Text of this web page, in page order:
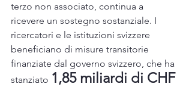
terzo non associato, continua a
ricevere un sostegno sostanziale. I
ricercatori e le istituzioni svizzere
beneficiano di misure transitorie
finanziate dal governo svizzero, che ha
stanziato 1,85 miliardi di CHF